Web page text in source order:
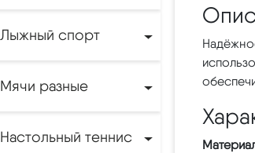
Лыжный спорт
Мячи разные
Настольный теннис